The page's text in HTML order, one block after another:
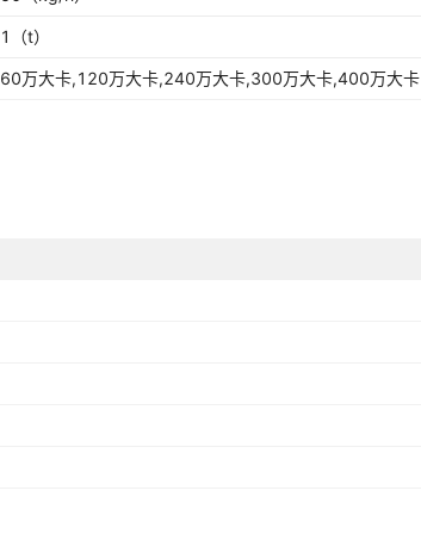
1 （t）
60万大卡,120万大卡,240万大卡,300万大卡,400万大卡